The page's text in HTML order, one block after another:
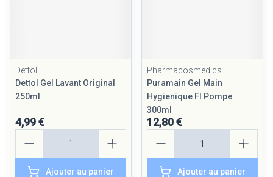
Dettol
Dettol Gel Lavant Original
250ml
4,99 €
Ajouter au panier
Pharmacosmedics
Puramain Gel Main
Hygienique Fl Pompe
300ml
12,80 €
Ajouter au panier